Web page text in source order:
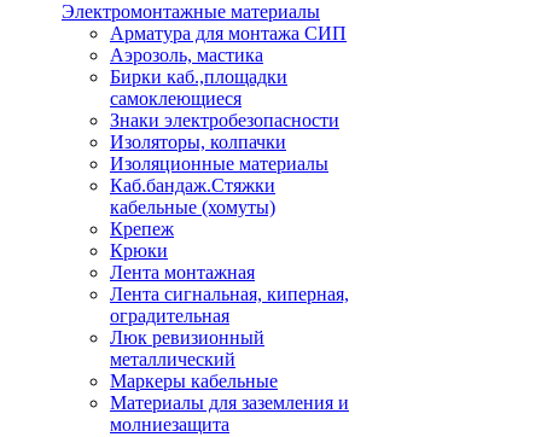
Электромонтажные материалы
Арматура для монтажа СИП
Аэрозоль, мастика
Бирки каб.,площадки
самоклеющиеся
Знаки электробезопасности
Изоляторы, колпачки
Изоляционные материалы
Каб.бандаж.Стяжки
кабельные (хомуты)
Крепеж
Крюки
Лента монтажная
Лента сигнальная, киперная,
оградительная
Люк ревизионный
металлический
Маркеры кабельные
Материалы для заземления и
молниезащита